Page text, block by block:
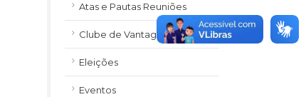
Atas e Pautas Reuniões
Clube de Vantagens
Eleições
Eventos